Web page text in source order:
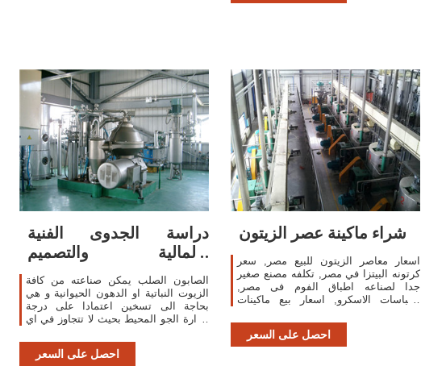
دراسة الجدوى الفنية
والمالية والتصميم
والتركيبات
الصابون الصلب يمكن صناعته من كافة
الزيوت النباتية او الدهون الحيوانية و هي
بحاجة الى تسخين اعتمادا على درجة
حرارة الجو المحيط بحيث لا تتجاوز في اي
الافضل ان يتم التفاعل بين الصودا
احصل على السعر
شراء ماكينة عصر الزيتون
اسعار معاصر الزيتون للبيع مصر, سعر
كرتونه البيتزا في مصر, تكلفه مصنع صغير
جدا لصناعه اطباق الفوم فى مصر,
الكباسات الاسكرو, اسعار بيع ماكينات
ماكينات عصر الزيتون
احصل على السعر